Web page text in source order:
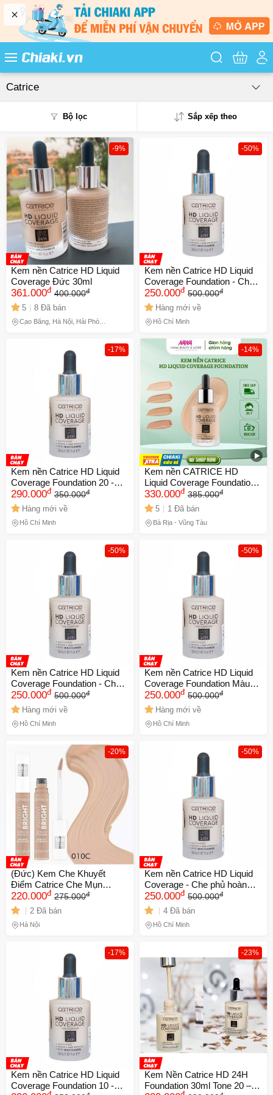
Tìm kiếm
Catrice
Bộ lọc Sắp xếp theo
Giá từ thấp - cao
Giá từ cao - thấp
-9%
Kem nền Catrice HD Liquid
Coverage Đức 30ml
361.000đ 400.000đ
5 8 Đã bán
Cao Bằng, Hà Nội, Hải Phòng,
-50%
Kem nền Catrice HD Liquid
Coverage Foundation - Che
phủ hoàn hảo 24h, lớp nền
mỏng nhẹ, chống nắng SPF
25, màu 030 Chính hãng
250.000đ 500.000đ
Hàng mới về
Hồ Chí Minh
-17%
Kem nền Catrice HD Liquid
Coverage Foundation 20 -
Che Khuyết Điểm Tự Nhiên,
Chất Lượng Cao, Da Rạng
Rỡ Tự Nhiên
290.000đ 350.000đ
Hàng mới về
Hồ Chí Minh
-14%
Kem nền CATRICE HD
Liquid Coverage Foundation
– Che phủ tự nhiên, mịn
màng cho da, 30ml, trang
điểm hoàn hảo tại Nana Shop
330.000đ 385.000đ
5 1 Đã bán
Bà Rịa - Vũng Tàu
-50%
Kem nền Catrice HD Liquid
Coverage Foundation - Che
Phủ Hoàn Hảo, Lớp Nền
Mỏng Nhẹ, Giữ Màu 24h,
Chống Nắng SPF 25 Màu
010 Chính Hãng
250.000đ 500.000đ
Hàng mới về
Hồ Chí Minh
-50%
Kem nền Catrice HD Liquid
Coverage Foundation Màu
040 - Che phủ hoàn hảo, lớp
nền mỏng nhẹ, giữ màu 24h,
chống nắng SPF 25
250.000đ 500.000đ
Hàng mới về
Hồ Chí Minh
-20%
(Đức) Kem Che Khuyết
Điểm Catrice Che Mụn
Quầng Thâm Hiệu Quả Màu
Tự Nhiên
220.000đ 275.000đ
2 Đã bán
Hà Nội
-50%
Kem nền Catrice HD Liquid
Coverage - Che phủ hoàn
hảo, lớp nền mỏng nhẹ, giữ
màu 24h, chống nắng SPF
25, màu 020 Chính hãng
250.000đ 500.000đ
4 Đã bán
Hồ Chí Minh
-17%
Kem nền Catrice HD Liquid
Coverage Foundation 10 -
-23%
Kem Nền Catrice HD 24H
Foundation 30ml Tone 20 –